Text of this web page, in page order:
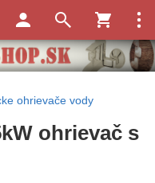
ohrievače vody
ohrievač s